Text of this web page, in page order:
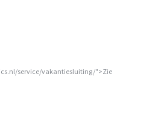
service/vakantiesluiting/">Zie